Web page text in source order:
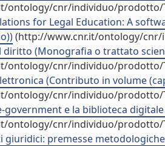
ontology/cnr/individuo/prodotto/
for Legal Education: A
(http://www.cnr.it/ontology/
diritto (Monografia o trattato
ontology/cnr/individuo/prodotto/
(Contributo in volume
ontology/cnr/individuo/prodotto/
government e la biblioteca
ontology/cnr/individuo/prodotto/
giuridici: premesse